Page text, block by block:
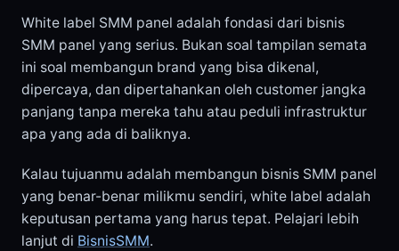
White label SMM panel adalah fondasi dari bisnis
SMM panel yang serius. Bukan soal tampilan semata
ini soal membangun brand yang bisa dikenal,
dipercaya, dan dipertahankan oleh customer jangka
panjang tanpa mereka tahu atau peduli infrastruktur
apa yang ada di baliknya.
Kalau tujuanmu adalah membangun bisnis SMM panel
yang benar-benar milikmu sendiri, white label adalah
keputusan pertama yang harus tepat. Pelajari lebih
lanjut di BisnisSMM.